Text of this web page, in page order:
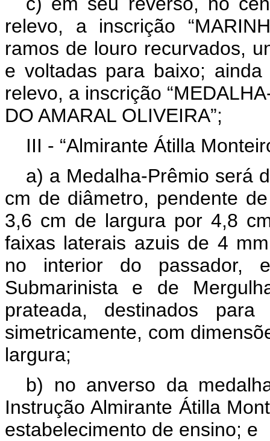
relevo, a inscrição
ramos de louro recurvados,
e voltadas para baixo;
relevo, a inscrição
DO AMARAL OLIVEIRA”;
III - “Almirante Átilla
a) a Medalha-Prêmio será
cm de diâmetro, pendente
3,6 cm de largura por 4,8
faixas laterais azuis de 4
no interior do passador,
Submarinista e de
prateada, destinados
simetricamente, com
largura;
b) no anverso da
Instrução Almirante Átilla
estabelecimento de ensino; e